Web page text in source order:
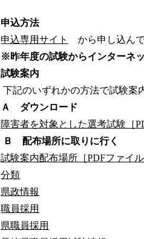
※土日、祝日は電
申込方法
申込専用サイト
から申し込んで
※昨年度の試験からインターネ
試験案内
下記のいずれかの方法で試験案
Ａ ダウンロード
障害者を対象とした選考試験［
Ｂ 配布場所に取りに行く
試験案内配布場所［PDFファイル
分類
県政情報
職員採用
県職員採用